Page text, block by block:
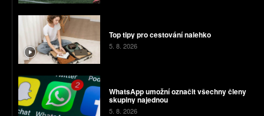
Top tipy pro cestování nalehko
5. 8. 2026
WhatsApp umožní označit všechny členy
skupiny najednou
5. 8. 2026